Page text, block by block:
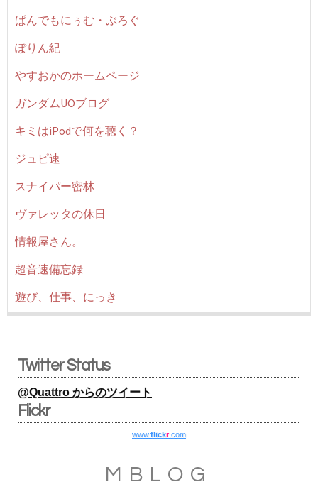
ぱんでもにぅむ・ぶろぐ
ぽりん紀
やすおかのホームページ
ガンダムUOブログ
キミはiPodで何を聴く？
ジュピ速
スナイパー密林
ヴァレッタの休日
情報屋さん。
超音速備忘録
遊び、仕事、にっき
Twitter Status
@Quattro からのツイート
Flickr
www.flickr.com
MBLOG